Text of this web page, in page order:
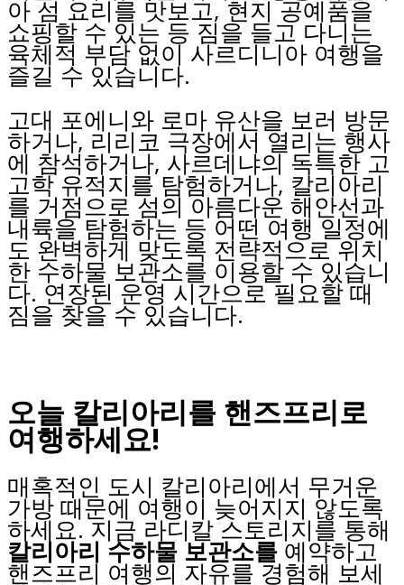
아 섬 요리를 맛보고, 현지 공예품을
쇼핑할 수 있는 등 짐을 들고 다니는
육체적 부담 없이 사르디니아 여행을
즐길 수 있습니다.
고대 포에니와 로마 유산을 보러 방문
하거나, 리리코 극장에서 열리는 행사
에 참석하거나, 사르데냐의 독특한 고
고학 유적지를 탐험하거나, 칼리아리
를 거점으로 섬의 아름다운 해안선과
내륙을 탐험하는 등 어떤 여행 일정에
도 완벽하게 맞도록 전략적으로 위치
한 수하물 보관소를 이용할 수 있습니
다. 연장된 운영 시간으로 필요할 때
짐을 찾을 수 있습니다.
오늘 칼리아리를 핸즈프리로
여행하세요!
매혹적인 도시 칼리아리에서 무거운
가방 때문에 여행이 늦어지지 않도록
하세요. 지금 라디칼 스토리지를 통해
칼리아리 수하물 보관소를 예약하고
핸즈프리 여행의 자유를 경험해 보세